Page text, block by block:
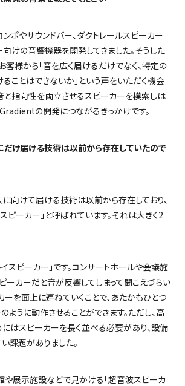
ンポやサウンドバー、ダクトレールスピーカー
けの音響機器を開発してきました。そうした
客様から「音を広く届けるだけでなく、特定の
ことはできないか」という声をいただく機会
と指向性を両立させるスピーカーを模索しは
の開発につながるきっかけです。
け届ける技術は以前から存在していたので
向けて届ける技術は以前から存在しており、
ピーカー」と呼ばれています。それは大きく2
イスピーカー」です。コンサートホールや会議施
ーカーだと音が反響してしまって聞こえづらい
ーを面上に連ねていくことで、あたかもひとつ
ように動作させることができます。ただし、高
はスピーカーを長く並べる必要があり、設備
課題がありました。
や展示施設などで見かける「超音波スピーカ